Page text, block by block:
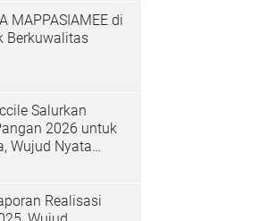
MAPPASIAMEE di
Berkuwalitas
Salurkan
2026 untuk
Wujud Nyata
terhadap
Realisasi